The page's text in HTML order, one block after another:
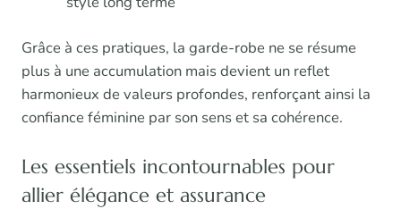
Grâce à ces pratiques, la garde-robe ne se résume
plus à une accumulation mais devient un reflet
harmonieux de valeurs profondes, renforçant ainsi la
confiance féminine par son sens et sa cohérence.
Les essentiels incontournables pour
allier élégance et assurance